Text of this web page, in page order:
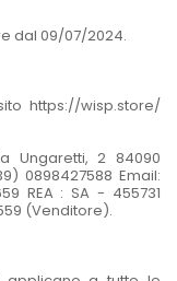
dal 09/07/2024.
https://wisp.store/
Ungaretti, 2 84090
0898427588 Email:
REA : SA - 455731
(Venditore).